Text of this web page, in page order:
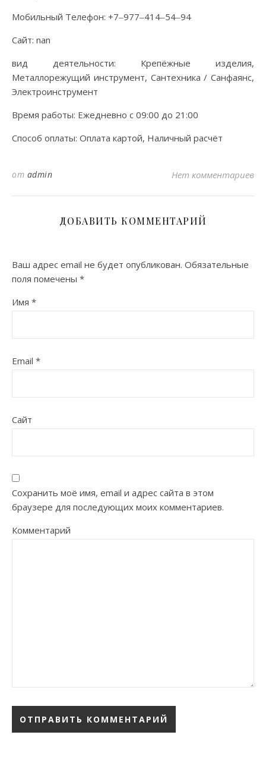
Мобильный Телефон: +7‒977‒414‒54‒94
Сайт: nan
вид деятельности: Крепёжные изделия,
Металлорежущий инструмент, Сантехника / Санфаянс,
Электроинструмент
Время работы: Ежедневно с 09:00 до 21:00
Способ оплаты: Оплата картой, Наличный расчёт
от admin Нет комментариев
ДОБАВИТЬ КОММЕНТАРИЙ
Ваш адрес email не будет опубликован. Обязательные
поля помечены *
Имя *
Email *
Сайт
Сохранить моё имя, email и адрес сайта в этом
браузере для последующих моих комментариев.
Комментарий